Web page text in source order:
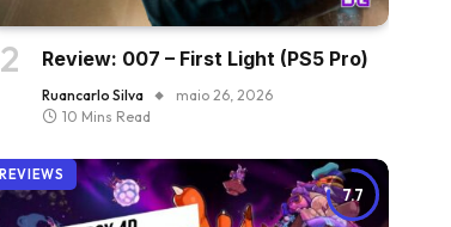
Review: 007 – First Light (PS5 Pro)
Ruancarlo Silva
maio 26, 2026
10 Mins Read
7.7
REVIEWS